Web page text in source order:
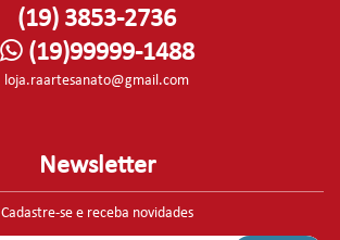
(19) 3853-2736
(19)99999-1488
loja.raartesanato@gmail.com
Newsletter
Cadastre-se e receba novidades